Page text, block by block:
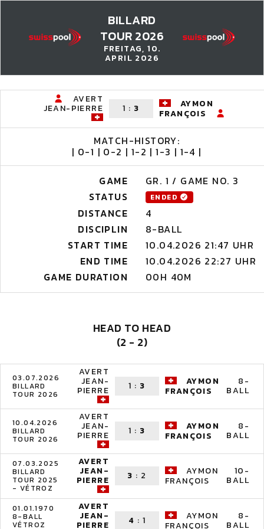
BILLARD
TOUR 2026
FREITAG, 10.
APRIL 2026
AVERT
JEAN-PIERRE 1 : 3
AYMON
FRANÇOIS
MATCH-HISTORY:
| 0-1 | 0-2 | 1-2 | 1-3 | 1-4 |
GAME
GR. 1 / GAME NO. 3
STATUS
ENDED
DISTANCE
4
DISCIPLIN
8-BALL
START TIME
10.04.2026 21:47 UHR
END TIME
10.04.2026 22:27 UHR
GAME DURATION
00H 40M
HEAD TO HEAD
(2 - 2)
03.07.2026
BILLARD
TOUR 2026
AVERT
JEAN-
PIERRE 1 : 3
AYMON
FRANÇOIS
8-
BALL
10.04.2026
BILLARD
TOUR 2026
AVERT
JEAN-
PIERRE 1 : 3
AYMON
FRANÇOIS
8-
BALL
07.03.2025
BILLARD
TOUR 2025
- VÉTROZ
AVERT
JEAN-
PIERRE 3 : 2
AYMON
FRANÇOIS
10-
BALL
01.01.1970
8-BALL
VÉTROZ
AVERT
JEAN-
PIERRE 4 : 1
AYMON
FRANÇOIS
8-
BALL